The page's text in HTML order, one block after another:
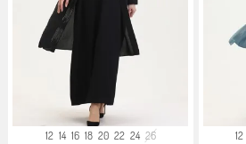
12 14 16 18 20 22 24 26 12